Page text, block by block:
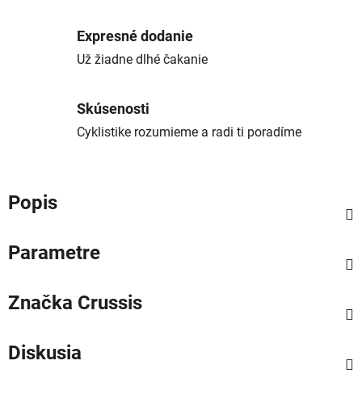
Expresné dodanie
Už žiadne dlhé čakanie
Skúsenosti
Cyklistike rozumieme a radi ti poradíme
Popis
Parametre
Značka Crussis
Diskusia